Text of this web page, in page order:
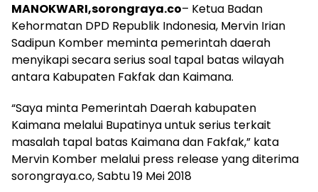
MANOKWARI,sorongraya.co– Ketua Badan
Kehormatan DPD Republik Indonesia, Mervin Irian
Sadipun Komber meminta pemerintah daerah
menyikapi secara serius soal tapal batas wilayah
antara Kabupaten Fakfak dan Kaimana.
“Saya minta Pemerintah Daerah kabupaten
Kaimana melalui Bupatinya untuk serius terkait
masalah tapal batas Kaimana dan Fakfak,” kata
Mervin Komber melalui press release yang diterima
sorongraya.co, Sabtu 19 Mei 2018